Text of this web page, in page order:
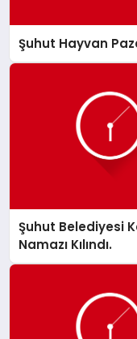
Şuhut Hayvan
Şuhut Belediyesi
Namazı Kılındı.